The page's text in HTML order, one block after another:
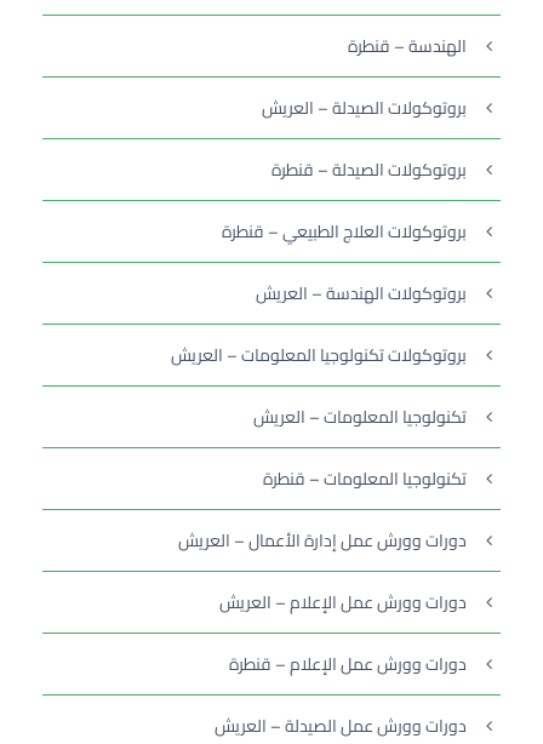
الهندسة – قنطرة
بروتوكولات الصيدلة – العريش
بروتوكولات الصيدلة – قنطرة
بروتوكولات العلاج الطبيعي – قنطرة
بروتوكولات الهندسة – العريش
بروتوكولات تكنولوجيا المعلومات – العريش
تكنولوجيا المعلومات – العريش
تكنولوجيا المعلومات – قنطرة
دورات وورش عمل إدارة الأعمال – العريش
دورات وورش عمل الإعلام – العريش
دورات وورش عمل الإعلام – قنطرة
دورات وورش عمل الصيدلة – العريش